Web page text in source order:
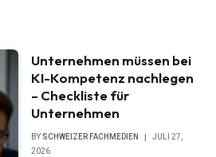
Unternehmen müssen bei
KI-Kompetenz nachlegen
– Checkliste für
Unternehmen
BY SCHWEIZER FACHMEDIEN
JULI 27,
2026